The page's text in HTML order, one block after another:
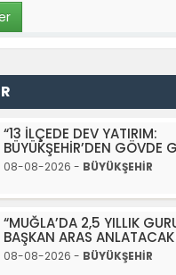
“13 İLÇEDE DEV YATIRIM:
BÜYÜKŞEHİR’DEN GÖVDE
08-08-2026 - BÜYÜKŞEHİR
“MUĞLA’DA 2,5 YILLIK
BAŞKAN ARAS
08-08-2026 - BÜYÜKŞEHİR